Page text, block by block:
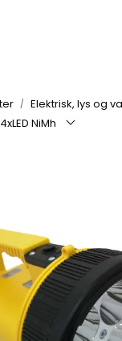
Elektrisk, lys og
NiMh